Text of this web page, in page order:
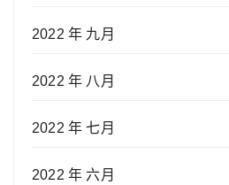
2022 年 九月
2022 年 八月
2022 年 七月
2022 年 六月